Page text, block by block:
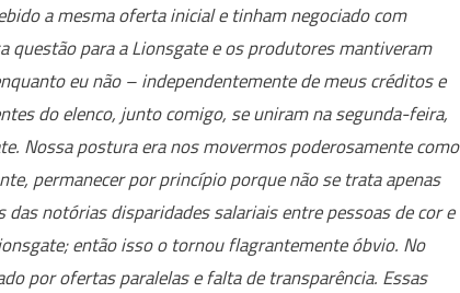
a mesma oferta inicial e tinham negociado com
para a Lionsgate e os produtores mantiveram
eu não – independentemente de meus créditos e
do elenco, junto comigo, se uniram na segunda-feira,
Nossa postura era nos movermos poderosamente como
permanecer por princípio porque não se trata apenas
notórias disparidades salariais entre pessoas de cor e
então isso o tornou flagrantemente óbvio. No
por ofertas paralelas e falta de transparência. Essas